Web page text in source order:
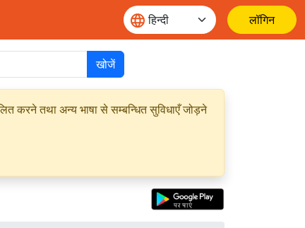
लॉगिन
खोजें
करने तथा अन्य भाषा से सम्बन्धित सुविधाएँ जोड़ने